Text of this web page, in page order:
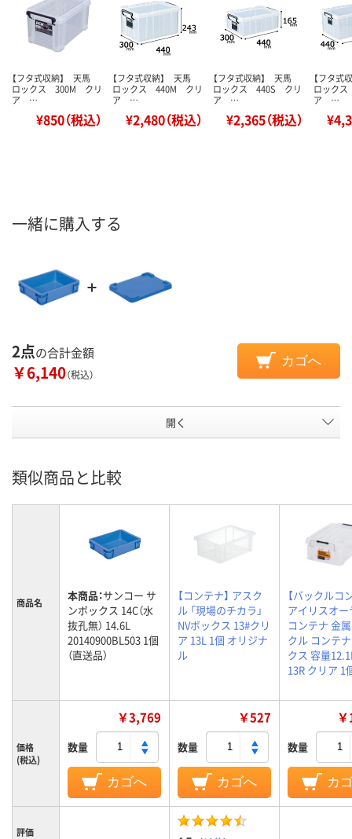
【フタ式収納】 天馬
ロックス 300M クリ
ア …
¥850（税込）
【フタ式収納】 天馬
ロックス 440M クリ
ア …
¥2,480（税込）
【フタ式収納】 天馬
ロックス 440S クリ
ア …
¥2,365（税込）
【フタ
ロック
ア …
一緒に購入する
2点の合計金額
￥6,140（税込）
カゴへ
開く
類似商品と比較
商品名 本商品：サンコー サ
ンボックス 14C（水
抜孔無） 14.6L
20140900BL503 1個
（直送品）
【コンテナ】 アスク
ル 「現場のチカラ」
NVボックス 13#クリ
ア 13L 1個 オリジナ
ル
【バックルコ
アイリスオー
コンテナ 金
クル コンテ
クス 容量
13R クリア 1
価格
(税込)
￥3,769
数量
カゴへ
￥527
数量
カゴへ
数量
カ
評価